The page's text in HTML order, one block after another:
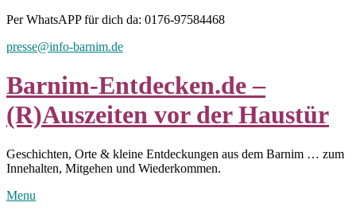
Skip
content
Per WhatsAPP für dich da: 0176-97584468
presse@info-barnim.de
Barnim-Entdecken.de –
(R)Auszeiten vor der Haustür
Geschichten, Orte & kleine Entdeckungen aus dem Barnim … zum
Innehalten, Mitgehen und Wiederkommen.
Menu